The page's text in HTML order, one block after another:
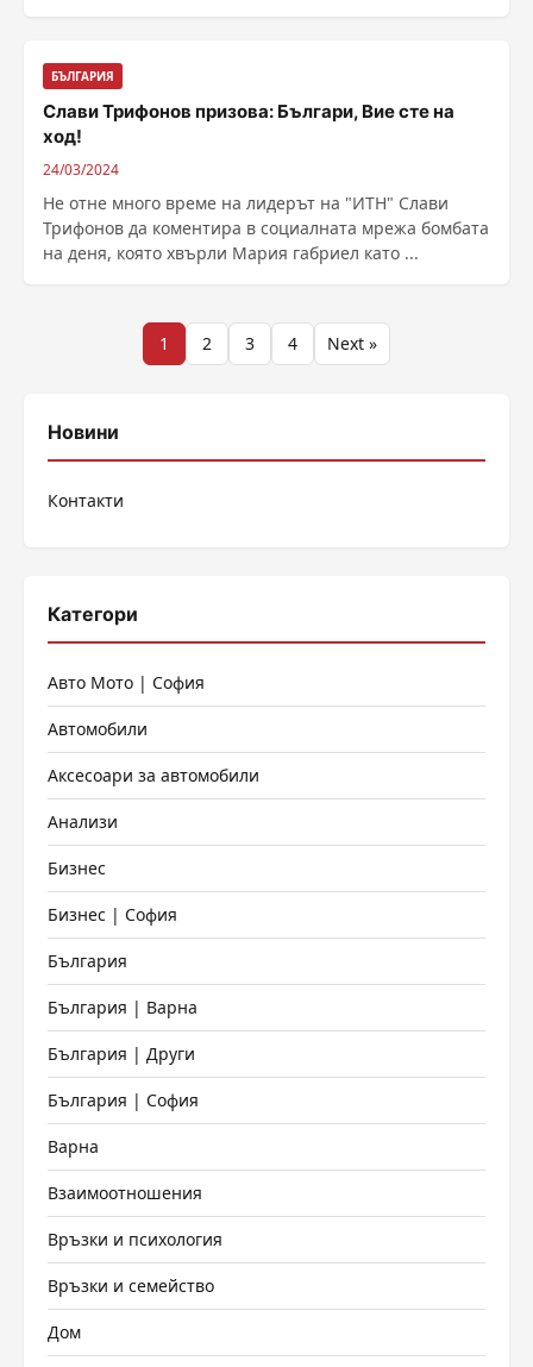
БЪЛГАРИЯ
Слави Трифонов призова: Българи, Вие сте на
ход!
24/03/2024
Не отне много време на лидерът на "ИТН" Слави
Трифонов да коментира в социалната мрежа бомбата
на деня, която хвърли Мария габриел като ...
Разделяне
публикациите
1 2 3 4 Next »
Новини
Контакти
Категори
Авто Мото | София
Автомобили
Аксесоари за автомобили
Анализи
Бизнес
Бизнес | София
България
България | Варна
България | Други
България | София
Варна
Взаимоотношения
Връзки и психология
Връзки и семейство
Дом